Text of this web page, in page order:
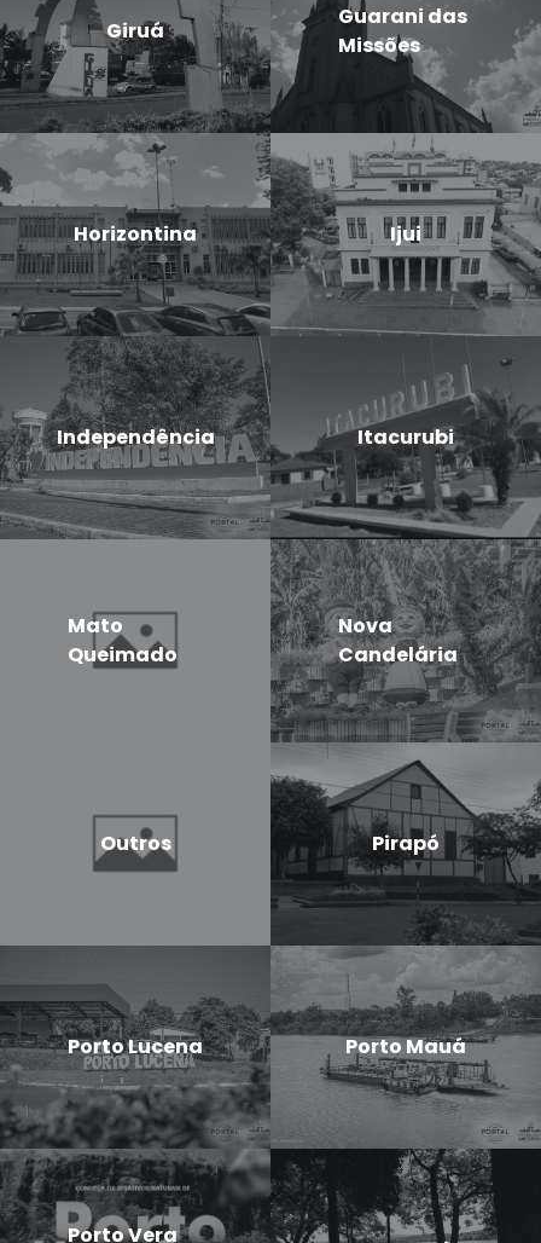
Giruá
Guarani das
Missões
Horizontina Ijui
Independência Itacurubi
Mato
Queimado
Nova
Candelária
Outros Pirapó
Porto Lucena Porto Mauá
Porto Vera